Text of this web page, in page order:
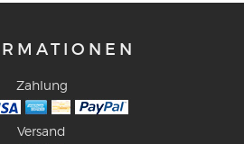
Zahlung
Versand